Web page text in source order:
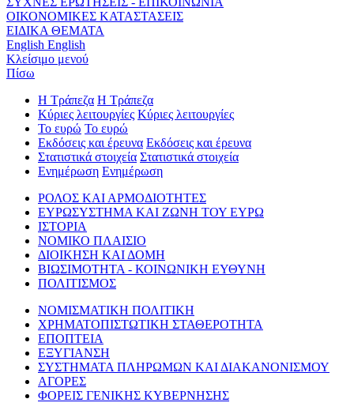
ΟΙΚΟΝΟΜΙΚΕΣ ΚΑΤΑΣΤΑΣΕΙΣ
ΕΙΔΙΚΑ ΘΕΜΑΤΑ
English English
Κλείσιμο μενού
Πίσω
Η Τράπεζα Η Τράπεζα
Κύριες λειτουργίες Κύριες λειτουργίες
Το ευρώ Το ευρώ
Εκδόσεις και έρευνα Εκδόσεις και έρευνα
Στατιστικά στοιχεία Στατιστικά στοιχεία
Ενημέρωση Ενημέρωση
ΡΟΛΟΣ ΚΑΙ ΑΡΜΟΔΙΟΤΗΤΕΣ
ΕΥΡΩΣΥΣΤΗΜΑ ΚΑΙ ΖΩΝΗ ΤΟΥ ΕΥΡΩ
ΙΣΤΟΡΙΑ
ΝΟΜΙΚΟ ΠΛΑΙΣΙΟ
ΔΙΟΙΚΗΣΗ ΚΑΙ ΔΟΜΗ
ΒΙΩΣΙΜΟΤΗΤΑ - ΚΟΙΝΩΝΙΚΗ ΕΥΘΥΝΗ
ΠΟΛΙΤΙΣΜΟΣ
ΝΟΜΙΣΜΑΤΙΚΗ ΠΟΛΙΤΙΚΗ
ΧΡΗΜΑΤΟΠΙΣΤΩΤΙΚΗ ΣΤΑΘΕΡΟΤΗΤΑ
ΕΠΟΠΤΕΙΑ
ΕΞΥΓΙΑΝΣΗ
ΣΥΣΤΗΜΑΤΑ ΠΛΗΡΩΜΩΝ ΚΑΙ ΔΙΑΚΑΝΟΝΙΣΜΟΥ
ΑΓΟΡΕΣ
ΦΟΡΕΙΣ ΓΕΝΙΚΗΣ ΚΥΒΕΡΝΗΣΗΣ